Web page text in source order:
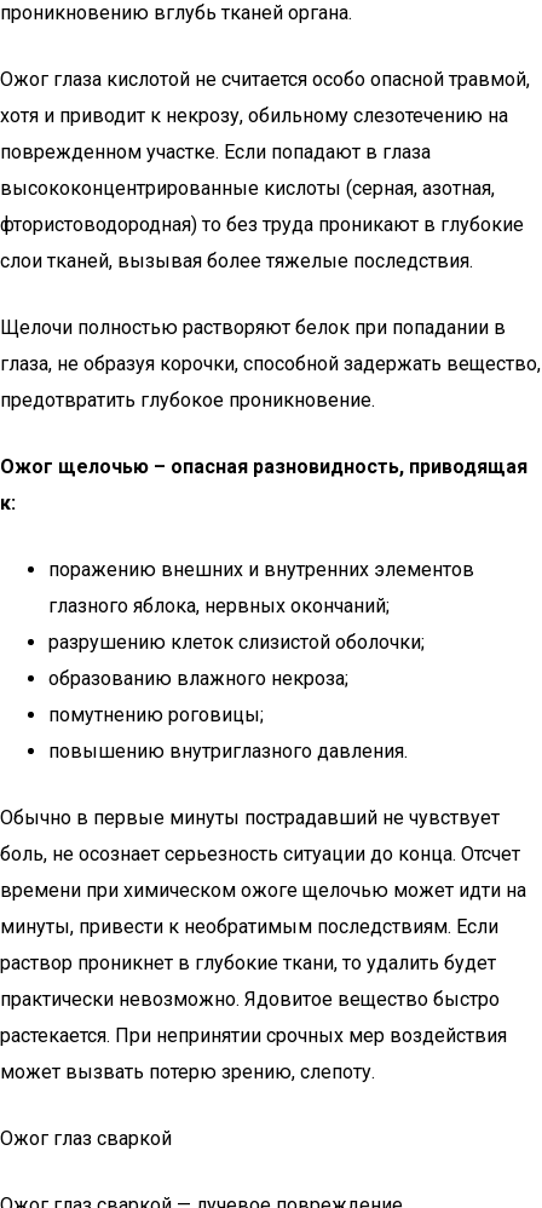
проникновению вглубь тканей органа.
Ожог глаза кислотой не считается особо опасной травмой,
хотя и приводит к некрозу, обильному слезотечению на
поврежденном участке. Если попадают в глаза
высококонцентрированные кислоты (серная, азотная,
фтористоводородная) то без труда проникают в глубокие
слои тканей, вызывая более тяжелые последствия.
Щелочи полностью растворяют белок при попадании в
глаза, не образуя корочки, способной задержать вещество,
предотвратить глубокое проникновение.
Ожог щелочью – опасная разновидность, приводящая
к:
поражению внешних и внутренних элементов
глазного яблока, нервных окончаний;
разрушению клеток слизистой оболочки;
образованию влажного некроза;
помутнению роговицы;
повышению внутриглазного давления.
Обычно в первые минуты пострадавший не чувствует
боль, не осознает серьезность ситуации до конца. Отсчет
времени при химическом ожоге щелочью может идти на
минуты, привести к необратимым последствиям. Если
раствор проникнет в глубокие ткани, то удалить будет
практически невозможно. Ядовитое вещество быстро
растекается. При непринятии срочных мер воздействия
может вызвать потерю зрению, слепоту.
Ожог глаз сваркой